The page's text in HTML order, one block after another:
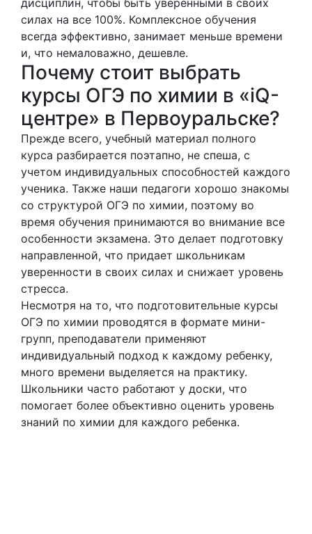
силах на все 100%. Комплексное обучения
всегда эффективно, занимает меньше времени
и, что немаловажно, дешевле.
Почему стоит выбрать
курсы ОГЭ по химии в «iQ-
центре» в Первоуральске?
Прежде всего, учебный материал полного
курса разбирается поэтапно, не спеша, с
учетом индивидуальных способностей каждого
ученика. Также наши педагоги хорошо знакомы
со структурой ОГЭ по химии, поэтому во
время обучения принимаются во внимание все
особенности экзамена. Это делает подготовку
направленной, что придает школьникам
уверенности в своих силах и снижает уровень
стресса.
Несмотря на то, что подготовительные курсы
ОГЭ по химии проводятся в формате мини-
групп, преподаватели применяют
индивидуальный подход к каждому ребенку,
много времени выделяется на практику.
Школьники часто работают у доски, что
помогает более объективно оценить уровень
знаний по химии для каждого ребенка.